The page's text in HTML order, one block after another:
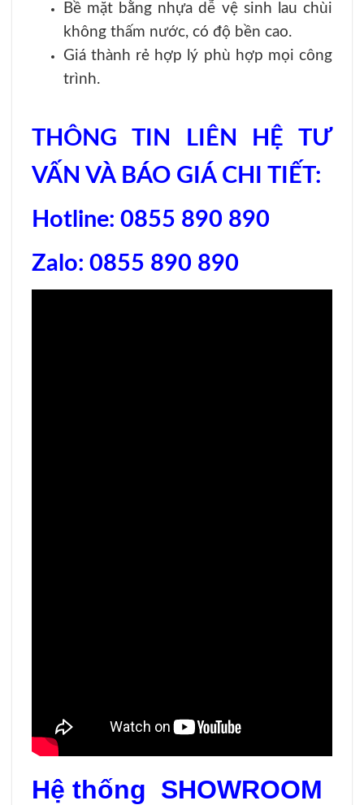
Bề mặt bằng nhựa dễ vệ sinh lau chùi
không thấm nước, có độ bền cao.
Giá thành rẻ hợp lý phù hợp mọi công
trình.
THÔNG TIN LIÊN HỆ TƯ
VẤN VÀ BÁO GIÁ CHI TIẾT:
Hotline: 0855 890 890
Zalo: 0855 890 890
Hệ thống SHOWROOM